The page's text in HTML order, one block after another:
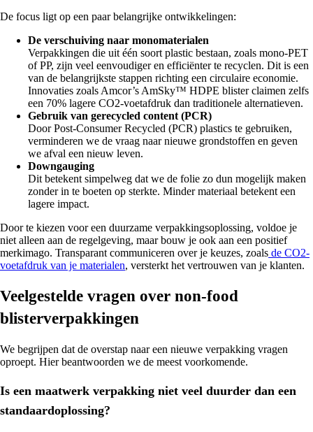
De focus ligt op een paar belangrijke ontwikkelingen:
De verschuiving naar monomaterialen
Verpakkingen die uit één soort plastic bestaan, zoals mono-PET
of PP, zijn veel eenvoudiger en efficiënter te recyclen. Dit is een
van de belangrijkste stappen richting een circulaire economie.
Innovaties zoals Amcor’s AmSky™ HDPE blister claimen zelfs
een 70% lagere CO2-voetafdruk dan traditionele alternatieven.
Gebruik van gerecycled content (PCR)
Door Post-Consumer Recycled (PCR) plastics te gebruiken,
verminderen we de vraag naar nieuwe grondstoffen en geven
we afval een nieuw leven.
Downgauging
Dit betekent simpelweg dat we de folie zo dun mogelijk maken
zonder in te boeten op sterkte. Minder materiaal betekent een
lagere impact.
Door te kiezen voor een duurzame verpakkingsoplossing, voldoe je
niet alleen aan de regelgeving, maar bouw je ook aan een positief
merkimago. Transparant communiceren over je keuzes, zoals de CO2-
voetafdruk van je materialen, versterkt het vertrouwen van je klanten.
Veelgestelde vragen over non-food
blisterverpakkingen
We begrijpen dat de overstap naar een nieuwe verpakking vragen
oproept. Hier beantwoorden we de meest voorkomende.
Is een maatwerk verpakking niet veel duurder dan een
standaardoplossing?